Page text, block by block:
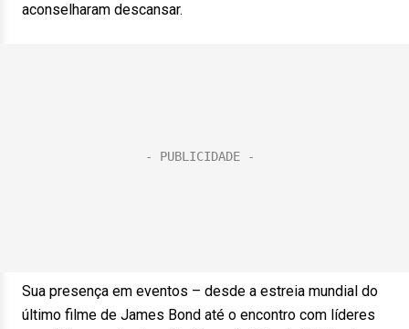
aconselharam descansar.
Sua presença em eventos – desde a estreia mundial do
último filme de James Bond até o encontro com líderes